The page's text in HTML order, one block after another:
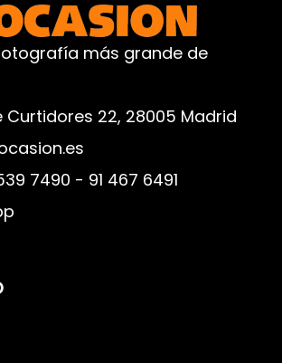
más grande de
Curtidores 22, 28005 Madrid
7490 - 91 467 6491